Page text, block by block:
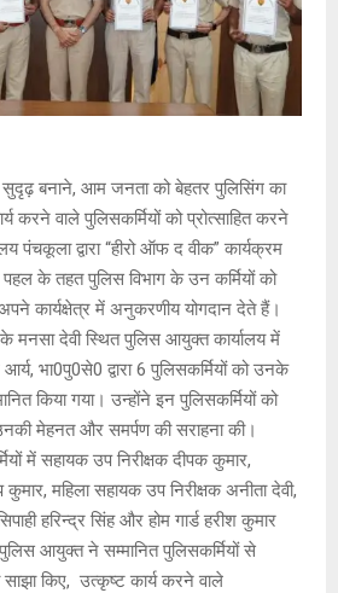
बनाने, आम जनता को बेहतर पुलिसिंग का
वाले पुलिसकर्मियों को प्रोत्साहित करने
पंचकूला द्वारा “हीरो ऑफ द वीक” कार्यक्रम
के तहत पुलिस विभाग के उन कर्मियों को
कार्यक्षेत्र में अनुकरणीय योगदान देते हैं।
देवी स्थित पुलिस आयुक्त कार्यालय में
भा0पु0से0 द्वारा 6 पुलिसकर्मियों को उनके
किया गया। उन्होंने इन पुलिसकर्मियों को
मेहनत और समर्पण की सराहना की।
में सहायक उप निरीक्षक दीपक कुमार,
महिला सहायक उप निरीक्षक अनीता देवी,
हरिन्द्र सिंह और होम गार्ड हरीश कुमार
आयुक्त ने सम्मानित पुलिसकर्मियों से
किए, उत्कृष्ट कार्य करने वाले